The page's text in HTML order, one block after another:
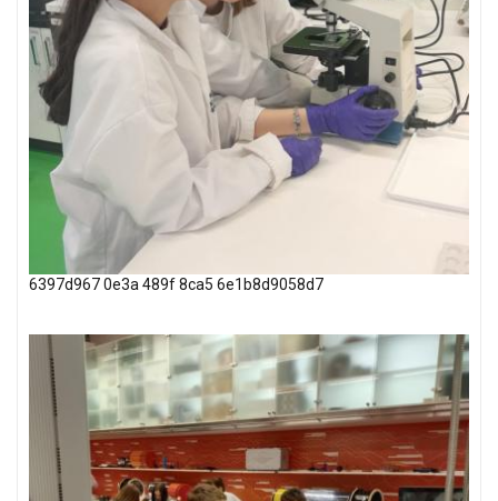
6397d967 0e3a 489f 8ca5 6e1b8d9058d7